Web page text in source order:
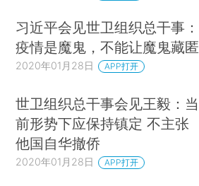
习近平会见世卫组织总干事：
疫情是魔鬼，不能让魔鬼藏匿
2020年01月28日 APP打开
世卫组织总干事会见王毅：当
前形势下应保持镇定 不主张
他国自华撤侨
2020年01月28日 APP打开